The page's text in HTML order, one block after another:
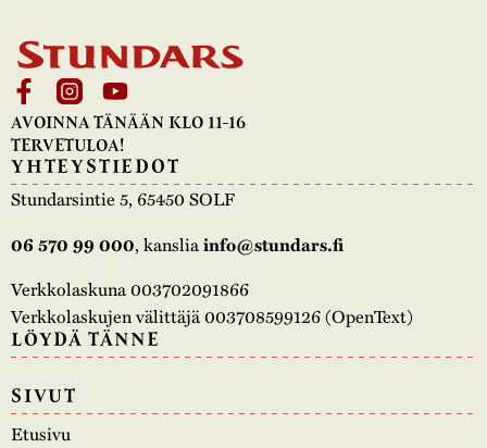
AVOINNA TÄNÄÄN KLO 11-16
TERVETULOA!
YHTEYSTIEDOT
Stundarsintie 5, 65450 SOLF
06 570 99 000, kansliainfo@stundars.fi
Verkkolaskuna 003702091866
Verkkolaskujen välittäjä 003708599126 (OpenText)
LÖYDÄ TÄNNE
SIVUT
Etusivu